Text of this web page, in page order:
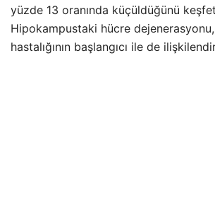
yüzde 13 oranında küçüldüğünü
Hipokampustaki hücre
hastalığının başlangıcı ile de